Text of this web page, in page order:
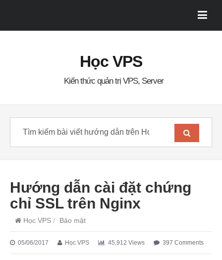
Học VPS
Kiến thức quản trị VPS, Server
Hướng dẫn cài đặt chứng
chỉ SSL trên Nginx
Học VPS / Bảo mật
05/06/2017 Học VPS 45,912 Views 397 Comments